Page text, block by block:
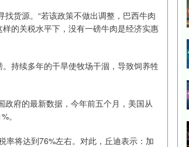
货源。“若该政策不做出调整，巴西牛肉
的关税水平下，没有一磅牛肉是经济实惠
持续多年的干旱使牧场干涸，导致饲养牲
府的最新数据，今年前五个月，美国从
。
将达到76%左右。对此，丘迪表示：加